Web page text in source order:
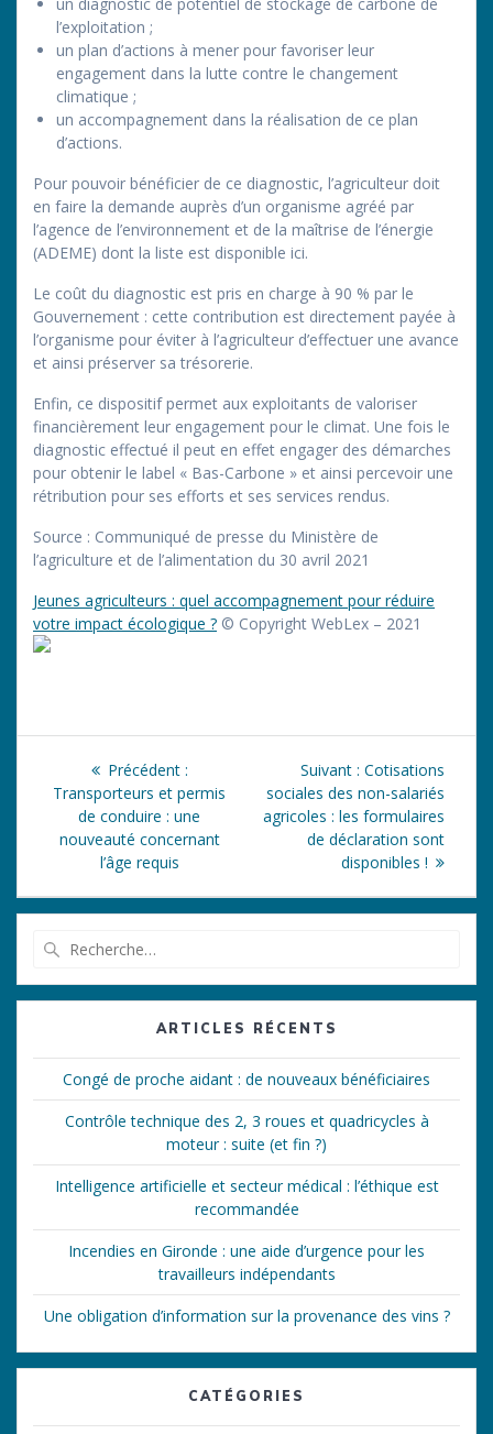
l’exploitation ;
un plan d’actions à mener pour favoriser leur
engagement dans la lutte contre le changement
climatique ;
un accompagnement dans la réalisation de ce plan
d’actions.
Pour pouvoir bénéficier de ce diagnostic, l’agriculteur doit
en faire la demande auprès d’un organisme agréé par
l’agence de l’environnement et de la maîtrise de l’énergie
(ADEME) dont la liste est disponible ici.
Le coût du diagnostic est pris en charge à 90 % par le
Gouvernement : cette contribution est directement payée à
l’organisme pour éviter à l’agriculteur d’effectuer une avance
et ainsi préserver sa trésorerie.
Enfin, ce dispositif permet aux exploitants de valoriser
financièrement leur engagement pour le climat. Une fois le
diagnostic effectué il peut en effet engager des démarches
pour obtenir le label « Bas-Carbone » et ainsi percevoir une
rétribution pour ses efforts et ses services rendus.
Source : Communiqué de presse du Ministère de
l’agriculture et de l’alimentation du 30 avril 2021
Jeunes agriculteurs : quel accompagnement pour réduire
votre impact écologique ? © Copyright WebLex – 2021
Navigation
l’article
Précédent :Article
précédent
:
Transporteurs et permis
de conduire : une
nouveauté concernant
l’âge requis
Suivant : Article
suivant
:
Cotisations
sociales des non-salariés
agricoles : les formulaires
de déclaration sont
disponibles !
:
ARTICLES RÉCENTS
Congé de proche aidant : de nouveaux bénéficiaires
Contrôle technique des 2, 3 roues et quadricycles à
moteur : suite (et fin ?)
Intelligence artificielle et secteur médical : l’éthique est
recommandée
Incendies en Gironde : une aide d’urgence pour les
travailleurs indépendants
Une obligation d’information sur la provenance des vins ?
CATÉGORIES